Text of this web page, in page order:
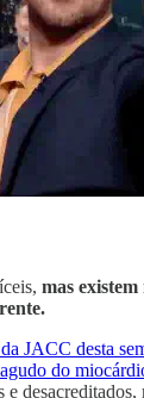
mas
da JACC desta
do
desacreditados,